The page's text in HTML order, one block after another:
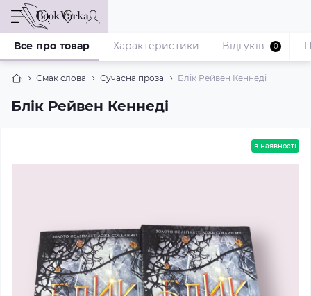
Смак слова Сучасна проза Блік Рейвен Кеннеді
Блік Рейвен Кеннеді
Все про товар Характеристики Відгуків 0
в наявності